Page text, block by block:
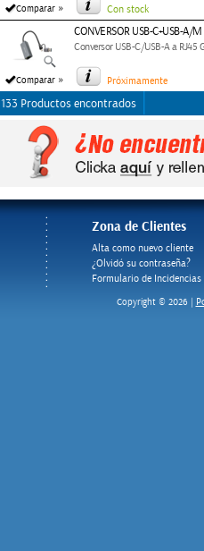
Comparar » Con stock
Comparar »
CONVERSOR USB-C+USB-A/
Conversor USB-C/USB-A a
Próximamente
133 Productos encontrados
Zona de Clientes
Alta como nuevo cliente
¿Olvidó su contraseña?
Formulario de Incidencias
Copyright © 2026 |